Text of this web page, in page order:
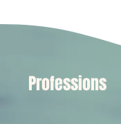
Professions